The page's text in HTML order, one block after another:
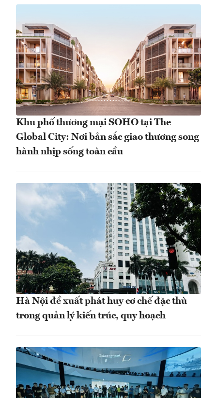
Khu phố thương mại SOHO tại The
Global City: Nơi bản sắc giao thương song
hành nhịp sống toàn cầu
Hà Nội đề xuất phát huy cơ chế đặc thù
trong quản lý kiến trúc, quy hoạch